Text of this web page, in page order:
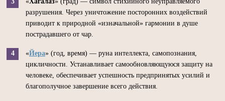
разрушения. Через уничтожение посторонних воздействий
приводит к природной «изначальной» гармонии в душе
пострадавшего от чар.
«Йера» (год, время) — руна интеллекта, самопознания,
цикличности. Устанавливает самообновляющуюся защиту на
человеке, обеспечивает успешность предпринятых усилий и
благополучное завершение всего действия.